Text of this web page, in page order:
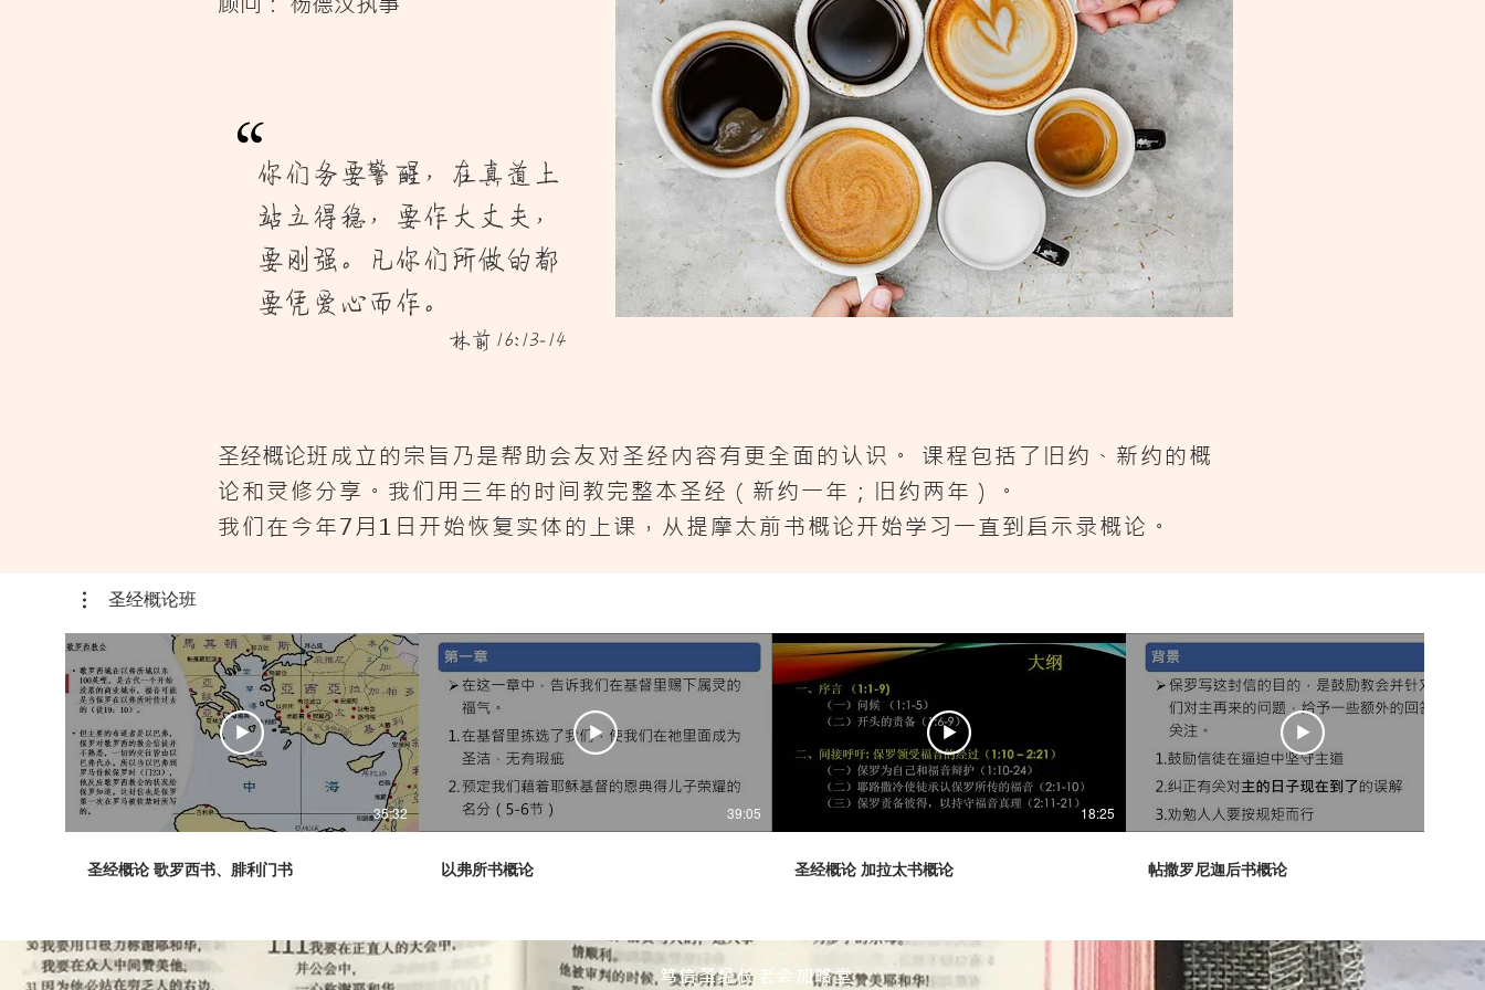
你们务要警醒，在真道上
站立得稳，要作大丈夫，
要刚强。凡你们所做的都
要凭爱心而作。
林前16:13-14
“
圣经概论班成立的宗旨乃是帮助会友对圣经内容有更全面的认识。 课程包括了旧约、新约的概
论和灵修分享。 我们用三年的时间教完整本圣经（新约一年；旧约两年）。
​我们在今年7月1日开始恢复实体的上课，从提摩太前书概论开始学习一直到启示录概论。
圣经概论班
35:32
圣经概论 歌罗西书、腓利门书
39:05
以弗所书概论
18:25
圣经概论 加拉太书概论 帖撒罗尼迦后书概论
笃信圣经长老会加略堂